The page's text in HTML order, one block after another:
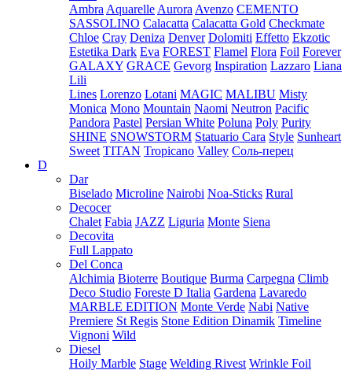
Ambra Aquarelle Aurora Avenzo CEMENTO
SASSOLINO Calacatta Calacatta Gold Checkmate
Chloe Cray Deniza Denver Dolomiti Effetto Ekzotic
Estetika Dark Eva FOREST Flamel Flora Foil Forever
GALAXY GRACE Gevorg Inspiration Lazzaro Liana
Lili
Lines Lorenzo Lotani MAGIC MALIBU Misty
Monica Mono Mountain Naomi Neutron Pacific
Pandora Pastel Persian White Poluna Poly Purity
SHINE SNOWSTORM Statuario Cara Style Sunheart
Sweet TITAN Tropicano Valley Соль-перец
D
Dar
Biselado Microline Nairobi Noa-Sticks Rural
Decocer
Chalet Fabia JAZZ Liguria Monte Siena
Decovita
Full Lappato
Del Conca
Alchimia Bioterre Boutique Burma Carpegna Climb
Deco Studio Foreste D Italia Gardena Lavaredo
MARBLE EDITION Monte Verde Nabi Native
Premiere St Regis Stone Edition Dinamik Timeline
Vignoni Wild
Diesel
Hoily Marble Stage Welding Rivest Wrinkle Foil